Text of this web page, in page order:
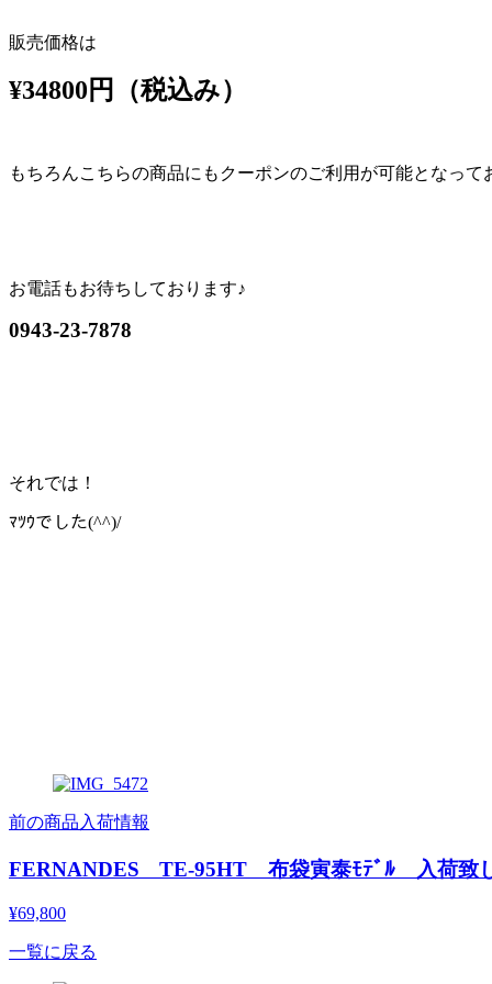
販売価格は
¥34800円（税込み）
もちろんこちらの商品にもクーポンのご利用が可能となって
お電話もお待ちしております♪
0943-23-7878
それでは！
ﾏﾂｳでした(^^)/
前の商品入荷情報
FERNANDES TE-95HT 布袋寅泰ﾓﾃﾞﾙ 入荷致し
¥69,800
一覧に戻る